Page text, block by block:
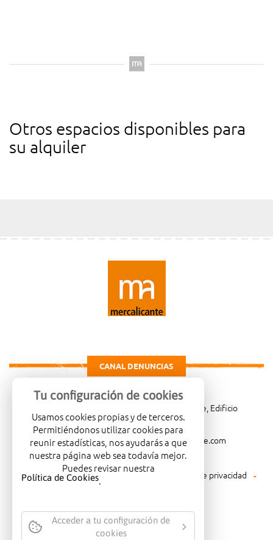
Otros espacios disponibles para
su alquiler
CANAL DENUNCIAS
Carretera de Madrid Km. 4, 03114 Alicante, Edificio
Administrativo, planta 3ª
966081001
merca@mercalicante.com
Aviso legal Política de cookies
Política de privacidad
Política medioambiental
Tu configuración de cookies
Usamos cookies propias y de terceros.
Permitiéndonos utilizar cookies para
reunir estadísticas, nos ayudarás a que
nuestra página web sea todavía mejor.
Puedes revisar nuestra
Política de Cookies.
Acceder a tu configuración de
cookies